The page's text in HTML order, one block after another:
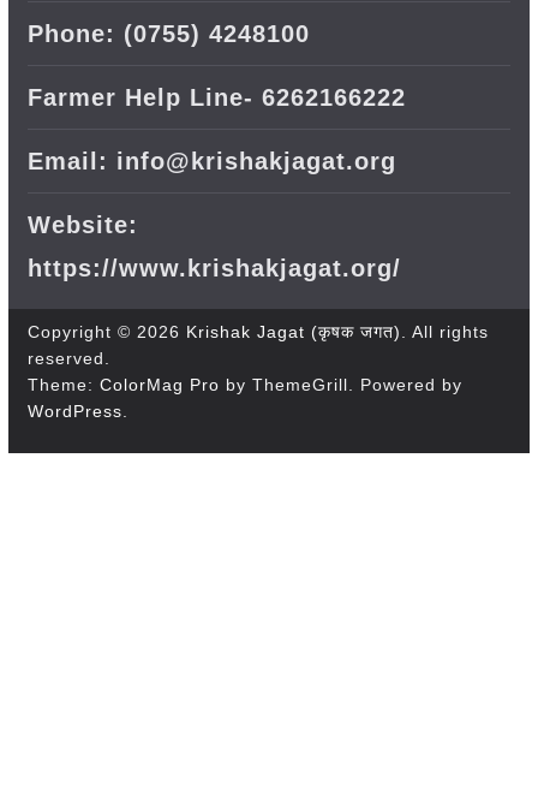
Phone: (0755) 4248100
Farmer Help Line- 6262166222
Email: info@krishakjagat.org
Website:
https://www.krishakjagat.org/
Copyright © 2026 Krishak Jagat (कृषक जगत)
. All rights
reserved.
Theme: ColorMag Pro by ThemeGrill. Powered by
WordPress